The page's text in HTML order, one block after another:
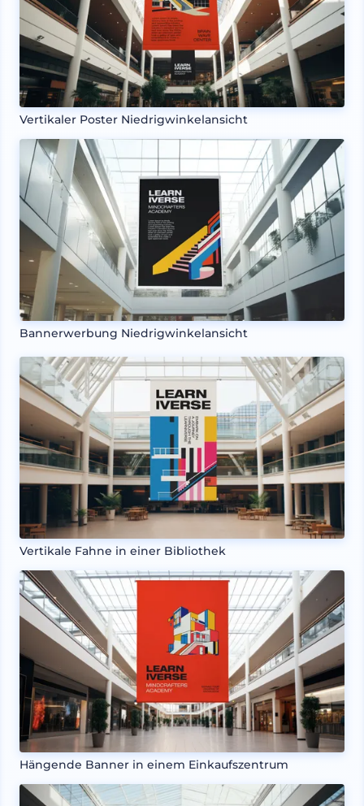
Vertikaler Poster Niedrigwinkelansicht
Bannerwerbung Niedrigwinkelansicht
Vertikale Fahne in einer Bibliothek
Hängende Banner in einem Einkaufszentrum